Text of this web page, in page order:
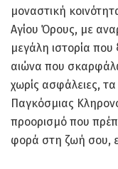
μοναστική
Αγίου Όρους, με
μεγάλη ιστορία
αιώνα που
χωρίς ασφάλειες, τα
Παγκόσμιας
προορισμό που
φορά στη ζωή σου,